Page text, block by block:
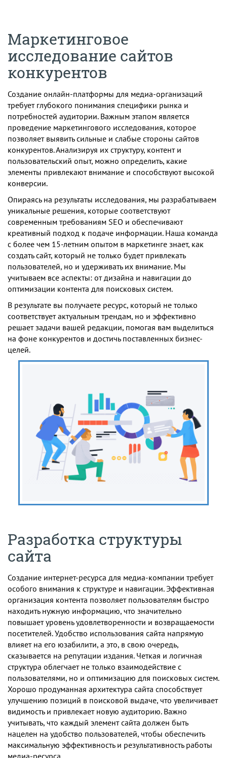
Маркетинговое
исследование сайтов
конкурентов
Создание онлайн-платформы для медиа-организаций
требует глубокого понимания специфики рынка и
потребностей аудитории. Важным этапом является
проведение маркетингового исследования, которое
позволяет выявить сильные и слабые стороны сайтов
конкурентов. Анализируя их структуру, контент и
пользовательский опыт, можно определить, какие
элементы привлекают внимание и способствуют высокой
конверсии.
Опираясь на результаты исследования, мы разрабатываем
уникальные решения, которые соответствуют
современным требованиям SEO и обеспечивают
креативный подход к подаче информации. Наша команда
с более чем 15-летним опытом в маркетинге знает, как
создать сайт, который не только будет привлекать
пользователей, но и удерживать их внимание. Мы
учитываем все аспекты: от дизайна и навигации до
оптимизации контента для поисковых систем.
В результате вы получаете ресурс, который не только
соответствует актуальным трендам, но и эффективно
решает задачи вашей редакции, помогая вам выделиться
на фоне конкурентов и достичь поставленных бизнес-
целей.
Разработка структуры
сайта
Создание интернет-ресурса для медиа-компании требует
особого внимания к структуре и навигации. Эффективная
организация контента позволяет пользователям быстро
находить нужную информацию, что значительно
повышает уровень удовлетворенности и возвращаемости
посетителей. Удобство использования сайта напрямую
влияет на его юзабилити, а это, в свою очередь,
сказывается на репутации издания. Четкая и логичная
структура облегчает не только взаимодействие с
пользователями, но и оптимизацию для поисковых систем.
Хорошо продуманная архитектура сайта способствует
улучшению позиций в поисковой выдаче, что увеличивает
видимость и привлекает новую аудиторию. Важно
учитывать, что каждый элемент сайта должен быть
нацелен на удобство пользователей, чтобы обеспечить
максимальную эффективность и результативность работы
медиа-ресурса.